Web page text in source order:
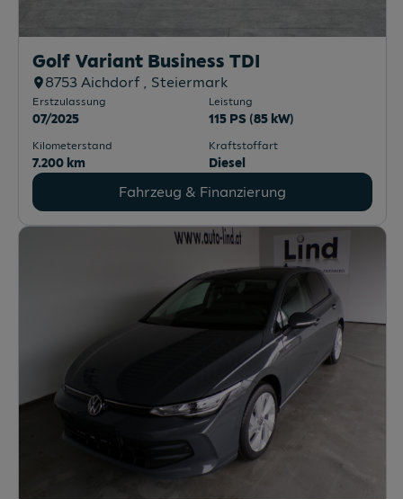
Golf Variant Business TDI
8753 Aichdorf , Steiermark
Erstzulassung
07/2025
Leistung
115 PS (85 kW)
Kilometerstand
7.200 km
Kraftstoffart
Diesel
Fahrzeug & Finanzierung